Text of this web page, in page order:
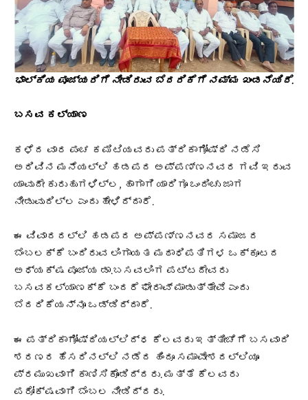
ಭಾಲ್ಕಿಯ ಪೂಜ್ಯರಿಗೆ ನೀಡಿರುವ ಬೆದರಿಕೆಗೆ ನಮ್ಮ ಖಂಡನೆಯಿದೆ.
ಬಸವ ಕಲ್ಯಾಣ
ಕಳೆದ ವಾರ ಪಂಚ ಕಮಿಟಿಯವರು ಪತ್ರಿಕಾಗೋಷ್ಠಿ ನಡೆಸಿ
ಅರಿವಿನ ಮನೆಯಲ್ಲಿ ಹಡಪದ ಅಪ್ಪಣ್ಣನವರ ಗವಿ ಇರುವ
ಯಾವುದೇ ಕುರುಹುಗಳಿಲ್ಲ, ಹಾಗಾಗಿ ಯಾರಿಗೂ ಒಂದಿಂಚು ಜಾಗ
ನೀಡುವುದಿಲ್ಲ ಎಂದು ಹೇಳಿದ್ದಾರೆ.
ಈ ವಿವಾದದಲ್ಲಿ ಹಡಪದ ಅಪ್ಪಣ್ಣನವರ ಸಮಾಜದ
ಬೆಂಬಲಕ್ಕೆ ಬಂದಿರುವ ಲಿಂಗಾಯತ ಮಠಾಧಿಪತಿಗಳ ಒಕ್ಕೂಟದ
ಅಧ್ಯಕ್ಷ ಪೂಜ್ಯ ಡಾ.ಬಸವಲಿಂಗ ಪಟ್ಟದೇವರು
ಬಸವಕಲ್ಯಾಣಕ್ಕೆ ಬಂದರೆ ಘೇರಾವ್ ಮಾಡುತ್ತೇವೆ ಎಂದು
ಬೆದರಿಕೆಯನ್ನೂ ಒಡ್ಡಿದ್ದಾರೆ.
ಈ ಪತ್ರಿಕಾಗೋಷ್ಠಿಯಲ್ಲಿದ್ಧ ಕೆಲವರು ಇತ್ತೀಚೆಗೆ ಬಸವಾದಿ
ಶರಣರ ಹೆಸರಿನಲ್ಲಿ ನಡೆದ ಹಿಂದೂ ಸಮಾವೇಶದಲ್ಲಿಯೂ
ಪ್ರಮುಖವಾಗಿ ಕಾಣಿಸಿಕೊಂಡಿದ್ದರು. ಮತ್ತೆ ಕೆಲವರು
ಪರೋಕ್ಷವಾಗಿ ಬೆಂಬಲ ನೀಡಿದ್ದರು.